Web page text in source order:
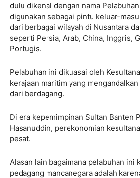
dulu dikenal dengan nama
digunakan sebagai pintu keluar-
dari berbagai wilayah di Nusantara
seperti Persia, Arab, China, Inggris,
Portugis.
Pelabuhan ini dikuasai oleh
kerajaan maritim yang
dari berdagang.
Di era kepemimpinan Sultan Banten
Hasanuddin, perekonomian
pesat.
Alasan lain bagaimana pelabuhan ini
pedagang mancanegara adalah